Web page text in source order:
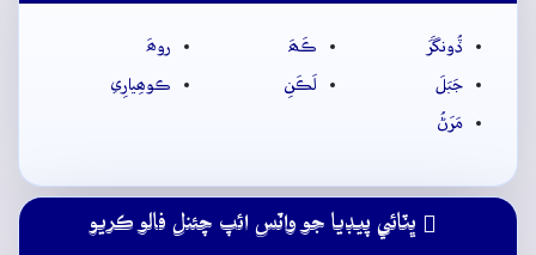
ڏُونگَرَ ڪَھَ
روھَ
جَبَلَ
لَڪَنِ
ڪوھِيارِي
مَرَڻُ
ڀٽائي پيڊيا جو واٽس ائپ چئنل فالو ڪريو